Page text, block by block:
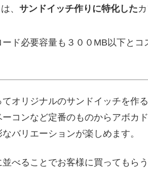
は、 サンドイッチ作りに特化した
ド必要容量も３００MB以下と
オリジナルのサンドイッチを作る
コンなど定番のものからアボカ
バリエーションが楽しめます。
べることでお客様に買ってもら